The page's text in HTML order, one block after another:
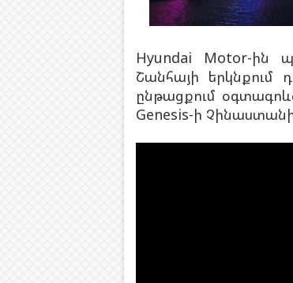
Hyundai Motor-ին
Շանհայի երկնքում
ընթացքում
Genesis-ի Չինաստանի